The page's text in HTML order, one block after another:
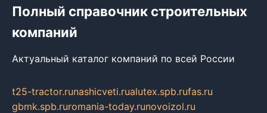
Полный справочник строительных
компаний
Актуальный каталог компаний по всей России
t25-tractor.runashicveti.rualutex.spb.rufas.ru
gbmk.spb.ruromania-today.runovoizol.ru